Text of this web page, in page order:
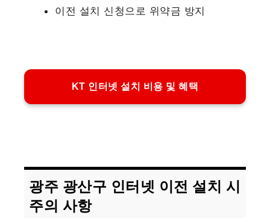
이전 설치 신청으로 위약금 방지
KT 인터넷 설치 비용 및 혜택
광주 광산구 인터넷 이전 설치 시
주의 사항